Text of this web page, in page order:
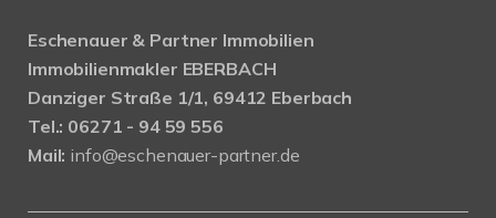
Eschenauer & Partner Immobilien
Immobilienmakler EBERBACH
Danziger Straße 1/1, 69412 Eberbach
Tel.: 06271 - 94 59 556
Mail: info@eschenauer-partner.de